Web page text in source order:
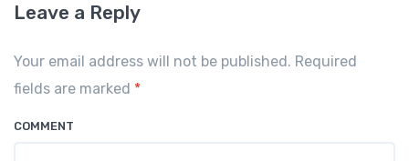
Leave a Reply
Your email address will not be published. Required
fields are marked *
COMMENT